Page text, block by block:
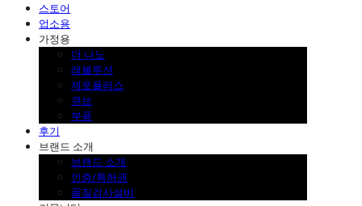
스토어
업소용
가정용
더 나노
레볼루션
제로플러스
큐브
부품
후기
브랜드 소개
브랜드 소개
인증/특허권
품질검사설비